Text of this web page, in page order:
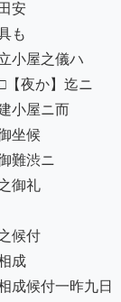
安ゟ
も
小屋之儀ハ
夜か】迄ニ
小屋ニ而
坐候
難渋ニ
御礼
候付
成
成候付一昨九日